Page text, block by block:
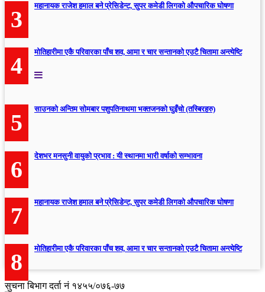
3
महानायक राजेश हमाल बने प्रेसिडेन्ट, सुपर कमेडी लिगको औपचारिक घोषणा
4
मोतिहारीमा एकै परिवारका पाँच शव, आमा र चार सन्तानको एउटै चितामा अन्त्येष्टि
5
साउनको अन्तिम सोमबार पशुपतिनाथमा भक्तजनको घुइँचो (तस्बिरहरु)
6
देशभर मनसुनी वायुको प्रभाव : यी स्थानमा भारी वर्षाको सम्भावना
7
महानायक राजेश हमाल बने प्रेसिडेन्ट, सुपर कमेडी लिगको औपचारिक घोषणा
8
मोतिहारीमा एकै परिवारका पाँच शव, आमा र चार सन्तानको एउटै चितामा अन्त्येष्टि
सुचना बिभाग दर्ता नं १४५५/०७६-७७